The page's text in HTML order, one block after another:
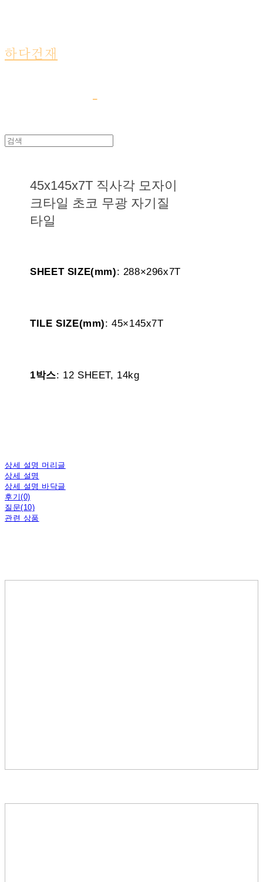
하다건재
45x145x7T 직사각 모자이
크타일 초코 무광 자기질
타일
SHEET SIZE(mm): 288×296x7T
TILE SIZE(mm): 45×145x7T
1박스: 12 SHEET, 14kg
상세 설명 머리글
상세 설명
상세 설명 바닥글
후기(0)
질문(10)
관련 상품